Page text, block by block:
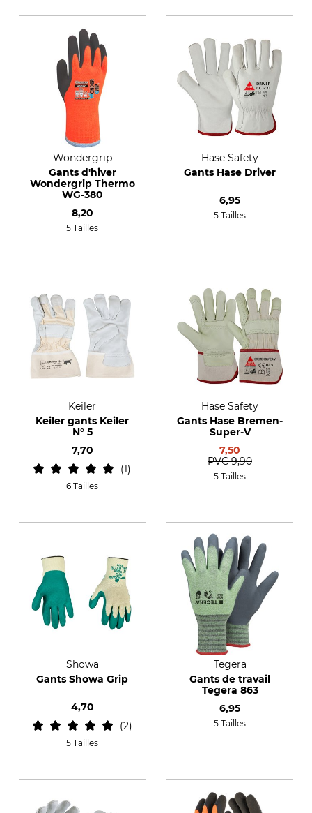
Wondergrip
Gants d'hiver
Wondergrip Thermo
WG-380
8,20
5 Tailles
Hase Safety
Gants Hase Driver
6,95
5 Tailles
Keiler
Keiler gants Keiler
N° 5
7,70
1
6 Tailles
Hase Safety
Gants Hase Bremen-
Super-V
7,50
PVC 9,90
5 Tailles
Showa
Gants Showa Grip
4,70
2
5 Tailles
Tegera
Gants de travail
Tegera 863
6,95
5 Tailles